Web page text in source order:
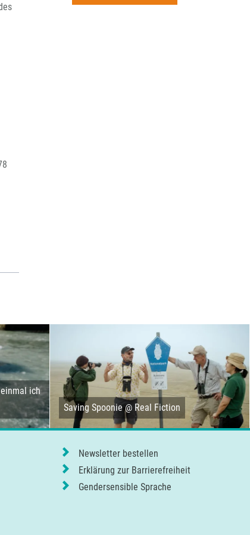
ich
Saving Spoonie @ Real Fiction
Newsletter bestellen
Erklärung zur Barrierefreiheit
Gendersensible Sprache